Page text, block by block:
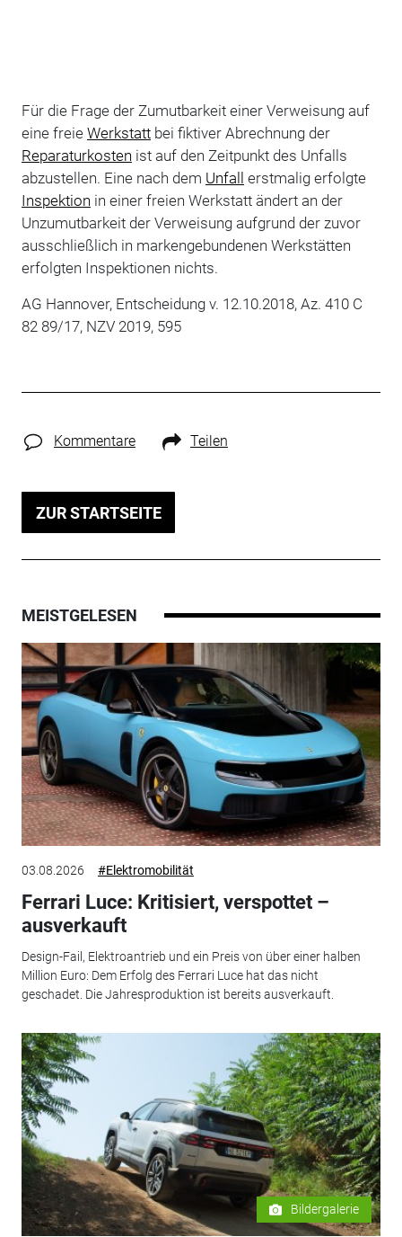
Für die Frage der Zumutbarkeit einer Verweisung auf
eine freie Werkstattbei fiktiver Abrechnung der
Reparaturkosten ist auf den Zeitpunkt des Unfalls
abzustellen. Eine nach dem Unfall erstmalig erfolgte
Inspektion in einer freien Werkstatt ändert an der
Unzumutbarkeit der Verweisung aufgrund der zuvor
ausschließlich in markengebundenen Werkstätten
erfolgten Inspektionen nichts.
AG Hannover, Entscheidung v. 12.10.2018, Az. 410 C
82 89/17, NZV 2019, 595
Kommentare Teilen
ZUR STARTSEITE
MEISTGELESEN
03.08.2026 #Elektromobilität
Ferrari Luce: Kritisiert, verspottet –
ausverkauft
Design-Fail, Elektroantrieb und ein Preis von über einer halben
Million Euro: Dem Erfolg des Ferrari Luce hat das nicht
geschadet. Die Jahresproduktion ist bereits ausverkauft.
Bildergalerie